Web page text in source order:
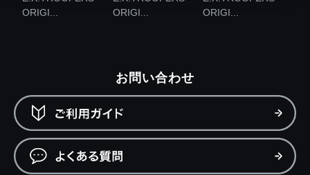
ORIGI...
ORIGI...
ORIGI...
お問い合わせ